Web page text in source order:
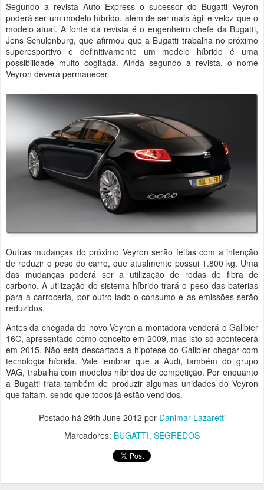
Segundo a revista Auto Express o sucessor do Bugatti Veyron
poderá ser um modelo híbrido, além de ser mais ágil e veloz que o
modelo atual. A fonte da revista é o engenheiro chefe da Bugatti,
Jens Schulenburg, que afirmou que a Bugatti trabalha no próximo
superesportivo e definitivamente um modelo híbrido é uma
possibilidade muito cogitada. Ainda segundo a revista, o nome
Veyron deverá permanecer.
Outras mudanças do próximo Veyron serão feitas com a intenção
de reduzir o peso do carro, que atualmente possui 1.800 kg. Uma
das mudanças poderá ser a utilização de rodas de fibra de
carbono. A utilização do sistema híbrido trará o peso das baterias
para a carroceria, por outro lado o consumo e as emissões serão
reduzidos.
Antes da chegada do novo Veyron a montadora venderá o Galibier
16C, apresentado como conceito em 2009, mas isto só acontecerá
em 2015. Não está descartada a hipótese do Galibier chegar com
tecnologia híbrida. Vale lembrar que a Audi, também do grupo
VAG, trabalha com modelos híbridos de competição. Por enquanto
a Bugatti trata também de produzir algumas unidades do Veyron
que faltam, sendo que todos já estão vendidos.
Postado há 29th June 2012 por Danimar Lazaretti
Marcadores: BUGATTI SEGREDOS